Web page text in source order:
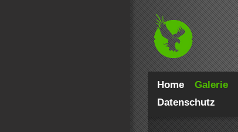
Home Galerie
Datenschutz